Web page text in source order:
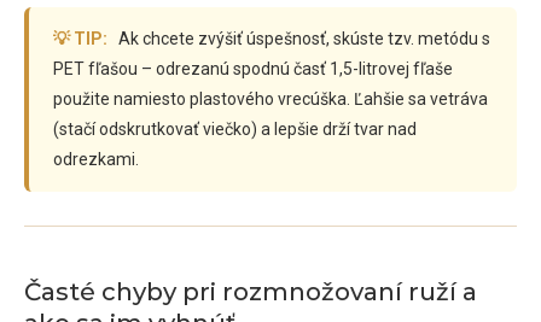
💡 TIP:
Ak chcete zvýšiť úspešnosť, skúste tzv. metódu s
PET fľašou – odrezanú spodnú časť 1,5-litrovej fľaše
použite namiesto plastového vrecúška. Ľahšie sa vetráva
(stačí odskrutkovať viečko) a lepšie drží tvar nad
odrezkami.
Časté chyby pri rozmnožovaní ruží a